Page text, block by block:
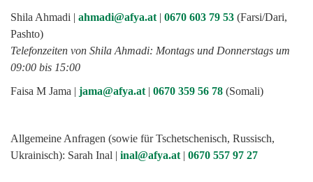
Shila Ahmadi | ahmadi@afya.at | 0670 603 79 53 (Farsi/Dari,
Pashto)
Telefonzeiten von Shila Ahmadi: Montags und Donnerstags um
09:00 bis 15:00
Faisa M Jama | jama@afya.at | 0670 359 56 78 (Somali)
Allgemeine Anfragen (sowie für Tschetschenisch, Russisch,
Ukrainisch): Sarah Inal | inal@afya.at | 0670 557 97 27